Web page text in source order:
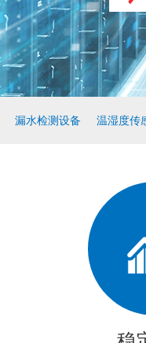
漏水检测设备 温湿度传